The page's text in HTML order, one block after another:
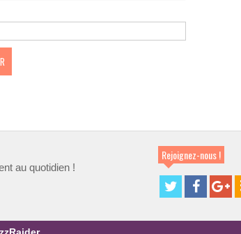
au quotidien !
Rejoignez-nous !